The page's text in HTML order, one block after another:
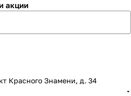
акции
Красного Знамени, д. 34